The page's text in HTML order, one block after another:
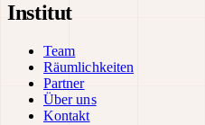
Institut
Team
Räumlichkeiten
Partner
Über uns
Kontakt